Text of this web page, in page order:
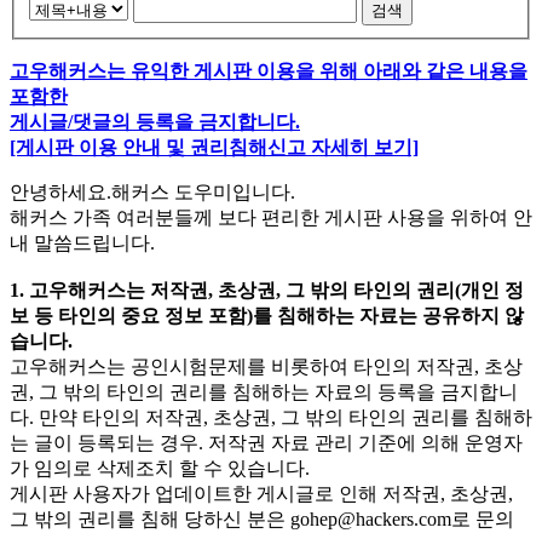
검색
고우해커스는 유익한 게시판 이용을 위해 아래와 같은 내용을
포함한
게시글/댓글의 등록을 금지합니다.
[게시판 이용 안내 및 권리침해신고 자세히 보기]
안녕하세요.해커스 도우미입니다.
해커스 가족 여러분들께 보다 편리한 게시판 사용을 위하여 안
내 말씀드립니다.
1. 고우해커스는 저작권, 초상권, 그 밖의 타인의 권리(개인 정
보 등 타인의 중요 정보 포함)를 침해하는 자료는 공유하지 않
습니다.
고우해커스는 공인시험문제를 비롯하여 타인의 저작권, 초상
권, 그 밖의 타인의 권리를 침해하는 자료의 등록을 금지합니
다. 만약 타인의 저작권, 초상권, 그 밖의 타인의 권리를 침해하
는 글이 등록되는 경우. 저작권 자료 관리 기준에 의해 운영자
가 임의로 삭제조치 할 수 있습니다.
게시판 사용자가 업데이트한 게시글로 인해 저작권, 초상권,
그 밖의 권리를 침해 당하신 분은 gohep@hackers.com로 문의